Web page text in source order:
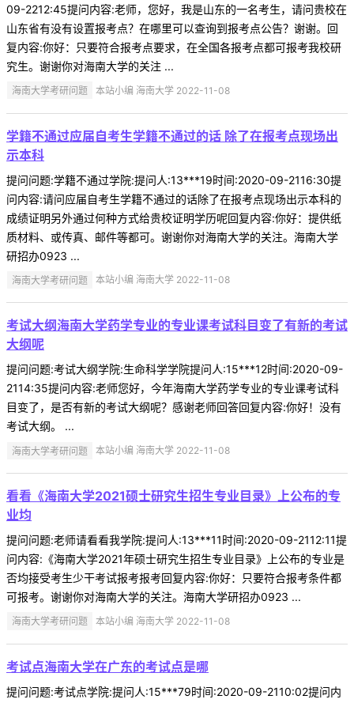
09-2212:45提问内容:老师，您好，我是山东的一名考生，请问贵校在
山东省有没有设置报考点？在哪里可以查询到报考点公告？谢谢。回
复内容:你好：只要符合报考点要求，在全国各报考点都可报考我校研
究生。谢谢你对海南大学的关注 ...
海南大学考研问题 本站小编 海南大学 2022-11-08
学籍不通过应届自考生学籍不通过的话 除了在报考点现场出
示本科
提问问题:学籍不通过学院:提问人:13***19时间:2020-09-2116:30提
问内容:请问应届自考生学籍不通过的话除了在报考点现场出示本科的
成绩证明另外通过何种方式给贵校证明学历呢回复内容:你好：提供纸
质材料、或传真、邮件等都可。谢谢你对海南大学的关注。海南大学
研招办0923 ...
海南大学考研问题 本站小编 海南大学 2022-11-08
考试大纲海南大学药学专业的专业课考试科目变了有新的考试
大纲呢
提问问题:考试大纲学院:生命科学学院提问人:15***12时间:2020-09-
2114:35提问内容:老师您好，今年海南大学药学专业的专业课考试科
目变了，是否有新的考试大纲呢？感谢老师回答回复内容:你好！没有
考试大纲。 ...
海南大学考研问题 本站小编 海南大学 2022-11-08
看看《海南大学2021硕士研究生招生专业目录》上公布的专
业均
提问问题:老师请看看我学院:提问人:13***11时间:2020-09-2112:11提
问内容:《海南大学2021年硕士研究生招生专业目录》上公布的专业是
否均接受考生少干考试报考报考回复内容:你好：只要符合报考条件都
可报考。谢谢你对海南大学的关注。海南大学研招办0923 ...
海南大学考研问题 本站小编 海南大学 2022-11-08
考试点海南大学在广东的考试点是哪
提问问题:考试点学院:提问人:15***79时间:2020-09-2110:02提问内